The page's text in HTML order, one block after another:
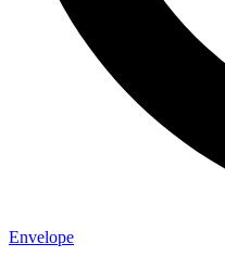
Envelope